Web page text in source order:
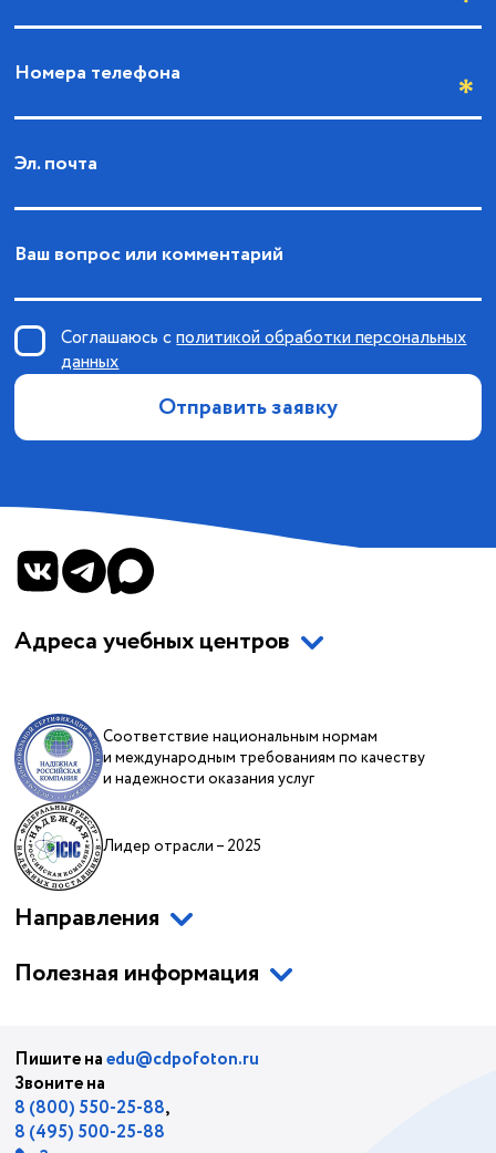
Номера телефона
Эл. почта
Ваш вопрос или комментарий
Отправить заявку
Соглашаюсь сполитикой обработки персональных
данных
Адреса учебных центров
Соответствие национальным нормам
и международным требованиям по качеству
и надежности оказания услуг
Лидер отрасли – 2025
Направления
Полезная информация
Пишите наedu@cdpofoton.ru
Звоните на
8 (800) 550-25-88,
8 (495) 500-25-88